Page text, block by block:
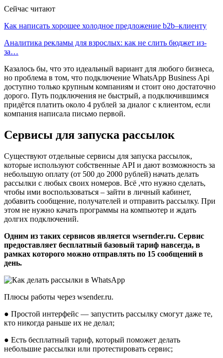
Сейчас читают
Как написать хорошее холодное предложение b2b–клиенту
Аналитика рекламы для взрослых: как не слить бюджет из-
за…
Казалось бы, что это идеальный вариант для любого бизнеса,
но проблема в том, что подключение WhatsApp Business Api
доступно только крупным компаниям и стоит оно достаточно
дорого. Путь подключения не быстрый, а подключившимся
придётся платить около 4 рублей за диалог с клиентом, если
компания написала письмо первой.
Сервисы для запуска рассылок
Существуют отдельные сервисы для запуска рассылок,
которые используют собственные API и дают возможность за
небольшую оплату (от 500 до 2000 рублей) начать делать
рассылки с любых своих номеров. Всё ,что нужно сделать,
чтобы ими воспользоваться – зайти в личный кабинет,
добавить сообщение, получателей и отправить рассылку. При
этом не нужно качать программы на компьютер и ждать
долгих подключений.
Одним из таких сервисов является wsernder.ru. Сервис
предоставляет бесплатный базовый тариф навсегда, в
рамках которого можно отправлять по 15 сообщений в
день.
Плюсы работы через wsender.ru.
● Простой интерфейс — запустить рассылку смогут даже те,
кто никогда раньше их не делал;
● Есть бесплатный тариф, который поможет делать
небольшие рассылки или протестировать сервис;